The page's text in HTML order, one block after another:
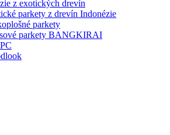
z exotických drevín
parkety z drevín Indonézie
parkety
parkety BANGKIRAI